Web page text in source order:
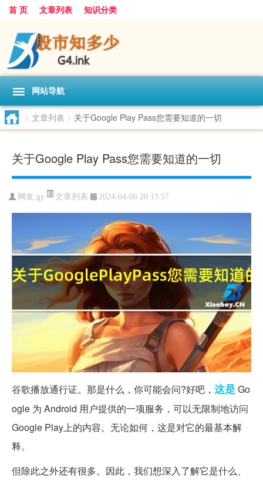
首 页 文章列表 知识分类
网站导航
> 文章列表 > 关于Google Play Pass您需要知道的一切
关于Google Play Pass您需要知道的一切
网友:gy 文章列表 2024-04-06 20:13:57
谷歌播放通行证。那是什么，你可能会问?好吧， 这是Go
ogle 为 Android 用户提供的一项服务，可以无限制地访问
Google Play上的内容。无论如何，这是对它的最基本解
释。
但除此之外还有很多。因此，我们想深入了解它是什么、